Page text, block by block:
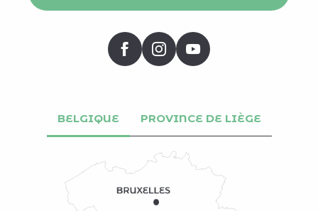
BELGIQUE PROVINCE DE LIÈGE